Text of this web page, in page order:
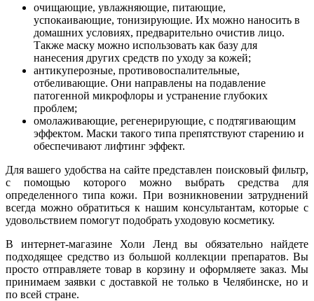
очищающие, увлажняющие, питающие,
успокаивающие, тонизирующие. Их можно наносить в
домашних условиях, предварительно очистив лицо.
Также маску можно использовать как базу для
нанесения других средств по уходу за кожей;
антикуперозные, противовоспалительные,
отбеливающие. Они направлены на подавление
патогенной микрофлоры и устранение глубоких
проблем;
омолаживающие, регенерирующие, с подтягивающим
эффектом. Маски такого типа препятствуют старению и
обеспечивают лифтинг эффект.
Для вашего удобства на сайте представлен поисковый фильтр,
с помощью которого можно выбрать средства для
определенного типа кожи. При возникновении затруднений
всегда можно обратиться к нашим консультантам, которые с
удовольствием помогут подобрать уходовую косметику.
В интернет-магазине Холи Ленд вы обязательно найдете
подходящее средство из большой коллекции препаратов. Вы
просто отправляете товар в корзину и оформляете заказ. Мы
принимаем заявки с доставкой не только в Челябинске, но и
по всей стране.